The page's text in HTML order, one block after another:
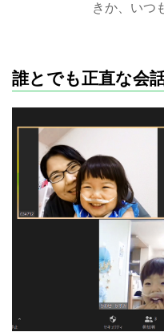
きか、いつ
誰とでも正直な会